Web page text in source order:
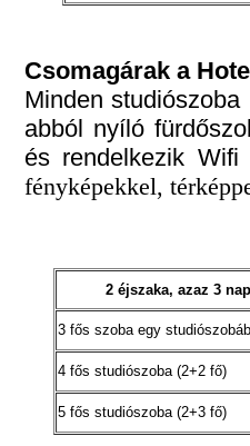
Csomagárak a
Minden
abból nyíló
és rendelkezik
fényképekkel,
2 éjszaka, azaz 3 nap
3 fős szoba egy
4 fős studiószoba (2+2 fő)
5 fős studiószoba (2+3 fő)